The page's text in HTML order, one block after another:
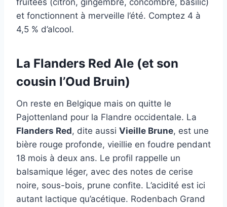
fruitées (citron, gingembre, concombre, basilic)
et fonctionnent à merveille l’été. Comptez 4 à
4,5 % d’alcool.
La Flanders Red Ale (et son
cousin l’Oud Bruin)
On reste en Belgique mais on quitte le
Pajottenland pour la Flandre occidentale. La
Flanders Red, dite aussi Vieille Brune, est une
bière rouge profonde, vieillie en foudre pendant
18 mois à deux ans. Le profil rappelle un
balsamique léger, avec des notes de cerise
noire, sous-bois, prune confite. L’acidité est ici
autant lactique qu’acétique. Rodenbach Grand